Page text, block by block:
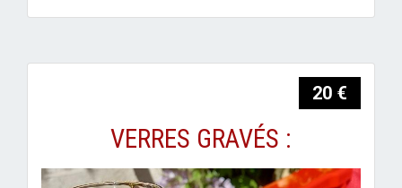
20 €
VERRES GRAVÉS :